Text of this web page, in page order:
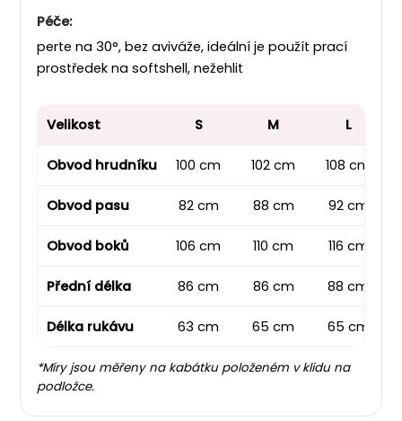
Péče:
perte na 30°, bez aviváže, ideální je použít prací
prostředek na softshell, nežehlit
Velikost S M L
Obvod hrudníku 100 cm 102 cm 108 cm
Obvod pasu 82 cm 88 cm 92 cm
Obvod boků 106 cm 110 cm 116 cm
Přední délka 86 cm 86 cm 88 cm
Délka rukávu 63 cm 65 cm 65 cm
*Míry jsou měřeny na kabátku položeném v klidu na
podložce.